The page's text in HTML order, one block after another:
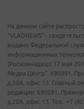
На данном сайте
"VLADNEWS" -
выдано Федеральной
информационных
(Роскомнадзор) 17 мая
Медиа Центр". 690091,
д.20А, офис 13. Главный
редакции: 690091,
д.20А, офис 13. Тел.: +7